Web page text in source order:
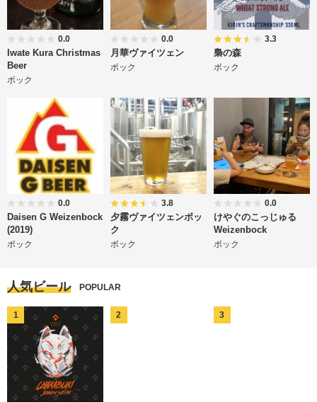
0.0
Iwate Kura Christmas
Beer
ボック
0.0
月華ヴァイツェン
ボック
3.3
梟の森
ボック
0.0
Daisen G Weizenbock
(2019)
ボック
3.8
夕霧ヴァイツェンボッ
ク
ボック
0.0
けやぐのこっじゅる
Weizenbock
ボック
人気ビール POPULAR